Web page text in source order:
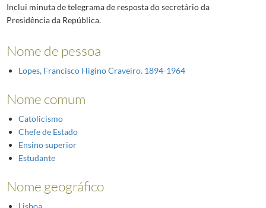
Inclui minuta de telegrama de resposta do secretário da
Presidência da República.
Nome de pessoa
Lopes, Francisco Higino Craveiro. 1894-1964
Nome comum
Catolicismo
Chefe de Estado
Ensino superior
Estudante
Nome geográfico
Lisboa